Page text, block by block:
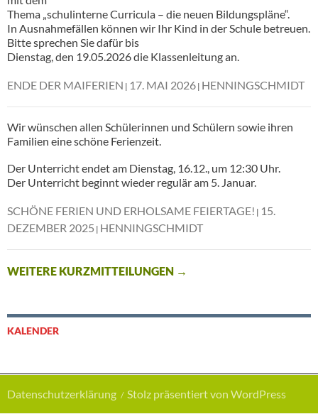
Thema „schulinterne Curricula – die neuen Bildungspläne“.
In Ausnahmefällen können wir Ihr Kind in der Schule betreuen.
Bitte sprechen Sie dafür bis
Dienstag, den 19.05.2026 die Klassenleitung an.
ENDE DER MAIFERIEN 17. MAI 2026 HENNINGSCHMIDT
Wir wünschen allen Schülerinnen und Schülern sowie ihren
Familien eine schöne Ferienzeit.
Der Unterricht endet am Dienstag, 16.12., um 12:30 Uhr.
Der Unterricht beginnt wieder regulär am 5. Januar.
SCHÖNE FERIEN UND ERHOLSAME FEIERTAGE! 15.
DEZEMBER 2025 HENNINGSCHMIDT
WEITERE KURZMITTEILUNGEN →
KALENDER
Datenschutzerklärung Stolz präsentiert von WordPress